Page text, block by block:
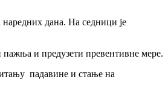
наредних дана. На седници је
и предузети превентивне мере.
падавине и стање на